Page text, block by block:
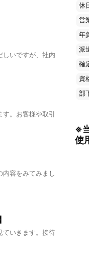
しいですが、社内
。お客様や取引
容をみてみまし
ていきます。接待
休
営
年
派
確
資
部
※
使